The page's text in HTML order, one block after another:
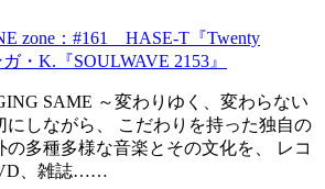
zone：#161 HASE-T『Twenty
・K.『SOULWAVE 2153』
SAME ～変わりゆく、変わらない
にしながら、 こだわりを持った独自の
の多種多様な音楽とその文化を、 レコ
、雑誌……